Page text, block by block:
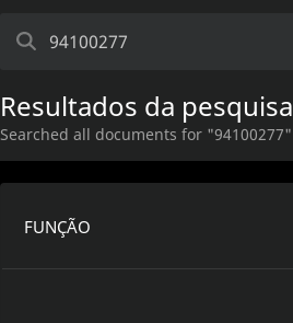
Resultados da pesquisa
Searched all documents for "94100277"
FUNÇÃO